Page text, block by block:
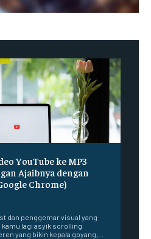
YouTube ke MP3
Ajaibnya dengan
Chrome)
dan penggemar visual yang
kamu lagi asyik scrolling
yang bikin kepala goyang,...